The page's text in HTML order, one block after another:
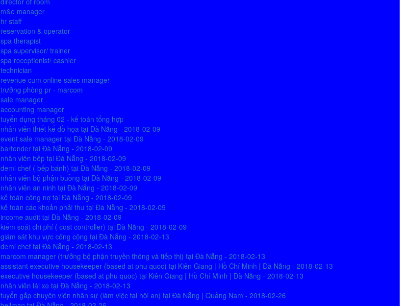
m&e manager
hr staff
reservation & operator
spa therapist
spa supervisor/ trainer
spa receptionist/ cashier
technician
revenue cum online sales manager
trưởng phòng pr - marcom
sale manager
accounting manager
tuyển dụng tháng 02 - kế toán tổng hợp
nhân viên thiết kế đồ họa tại Đà Nẵng - 2018-02-09
event sale manager tại Đà Nẵng - 2018-02-09
bartender tại Đà Nẵng - 2018-02-09
nhân viên bếp tại Đà Nẵng - 2018-02-09
demi chef ( bếp bánh) tại Đà Nẵng - 2018-02-09
nhân viên bộ phận buồng tại Đà Nẵng - 2018-02-09
nhân viên an ninh tại Đà Nẵng - 2018-02-09
kế toán công nợ tại Đà Nẵng - 2018-02-09
kế toán các khoản phải thu tại Đà Nẵng - 2018-02-09
income audit tại Đà Nẵng - 2018-02-09
kiểm soát chi phí ( cost controller) tại Đà Nẵng - 2018-02-09
giám sát khu vực công cộng tại Đà Nẵng - 2018-02-13
demi chef tại Đà Nẵng - 2018-02-13
marcom manager (trưởng bộ phận truyền thông và tiếp thị) tại Đà Nẵng - 2018-02-13
assistant executive housekeeper (based at phu quoc) tại Kiên Giang | Hồ Chí Minh | Đà Nẵng - 2018-02-13
executive housekeeper (based at phu quoc) tại Kiên Giang | Hồ Chí Minh | Đà Nẵng - 2018-02-13
nhân viên lái xe tại Đà Nẵng - 2018-02-13
tuyển gấp chuyên viên nhân sự (làm việc tại hội an) tại Đà Nẵng | Quảng Nam - 2018-02-26